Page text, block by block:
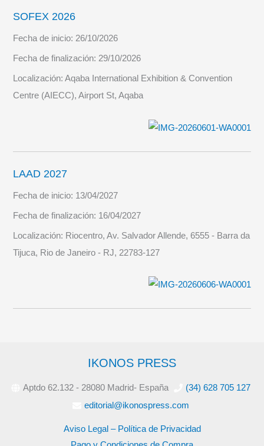
SOFEX 2026
Fecha de inicio: 26/10/2026
Fecha de finalización: 29/10/2026
Localización:Aqaba International Exhibition & Convention
Centre (AIECC), Airport St, Aqaba
LAAD 2027
Fecha de inicio: 13/04/2027
Fecha de finalización: 16/04/2027
Localización: Riocentro, Av. Salvador Allende, 6555 - Barra da
Tijuca, Rio de Janeiro - RJ, 22783-127
IKONOS PRESS
Aptdo 62.132 - 28080 Madrid- España
(34) 628 705 127
editorial@ikonospress.com
Aviso Legal – Política de Privacidad